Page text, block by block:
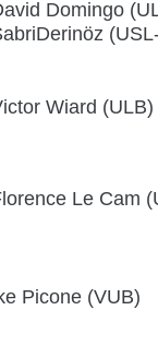
Domingo
Wiard (ULB)
Le Cam
Picone (VUB)